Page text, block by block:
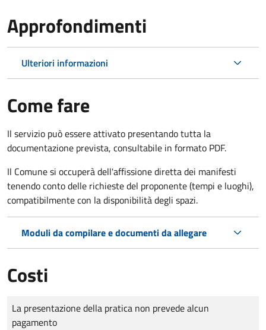
Approfondimenti
Ulteriori informazioni
Come fare
Il servizio può essere attivato presentando tutta la
documentazione prevista, consultabile in formato PDF.
Il Comune si occuperà dell'affissione diretta dei manifesti
tenendo conto delle richieste del proponente (tempi e luoghi),
compatibilmente con la disponibilità degli spazi.
Moduli da compilare e documenti da allegare
Costi
Tipo di pagamento
Importo
La presentazione della pratica non prevede alcun
pagamento